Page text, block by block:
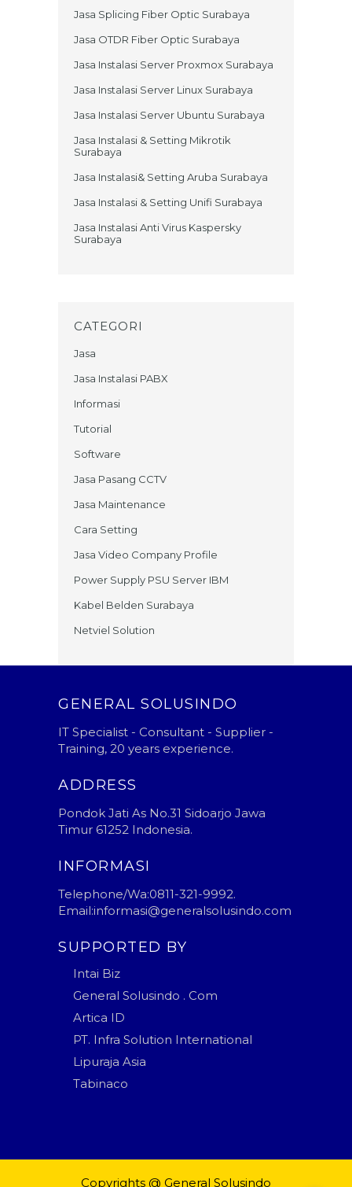
Jasa Splicing Fiber Optic Surabaya
Jasa OTDR Fiber Optic Surabaya
Jasa Instalasi Server Proxmox Surabaya
Jasa Instalasi Server Linux Surabaya
Jasa Instalasi Server Ubuntu Surabaya
Jasa Instalasi & Setting Mikrotik
Surabaya
Jasa Instalasi& Setting Aruba Surabaya
Jasa Instalasi & Setting Unifi Surabaya
Jasa Instalasi Anti Virus Kaspersky
Surabaya
CATEGORI
Jasa
Jasa Instalasi PABX
Informasi
Tutorial
Software
Jasa Pasang CCTV
Jasa Maintenance
Cara Setting
Jasa Video Company Profile
Power Supply PSU Server IBM
Kabel Belden Surabaya
Netviel Solution
GENERAL SOLUSINDO
IT Specialist - Consultant - Supplier -
Training, 20 years experience.
ADDRESS
Pondok Jati As No.31 Sidoarjo Jawa
Timur 61252 Indonesia.
INFORMASI
Telephone/Wa:0811-321-9992.
Email:informasi@generalsolusindo.com
SUPPORTED BY
Intai Biz
General Solusindo . Com
Artica ID
PT. Infra Solution International
Lipuraja Asia
Tabinaco
Copyrights @ General Solusindo